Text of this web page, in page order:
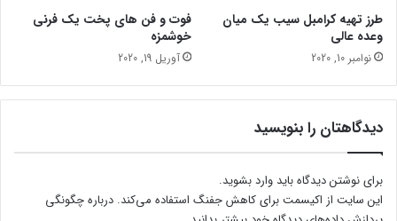
ر
و
ن
ا
د
ر
آ
ر
ا
ی
ش
طرز تهیه کرامبل سیب یک میان
وعده عالی
نوامبر 10, 2020
فوت و فن های پخت یک فرنی
خوشمزه
آوریل 19, 2020
دیدگاهتان را بنویسید
برای نوشتن دیدگاه باید وارد بشوید.
این سایت از اکیسمت برای کاهش جفنگ استفاده می‌کند. درباره چگونگی